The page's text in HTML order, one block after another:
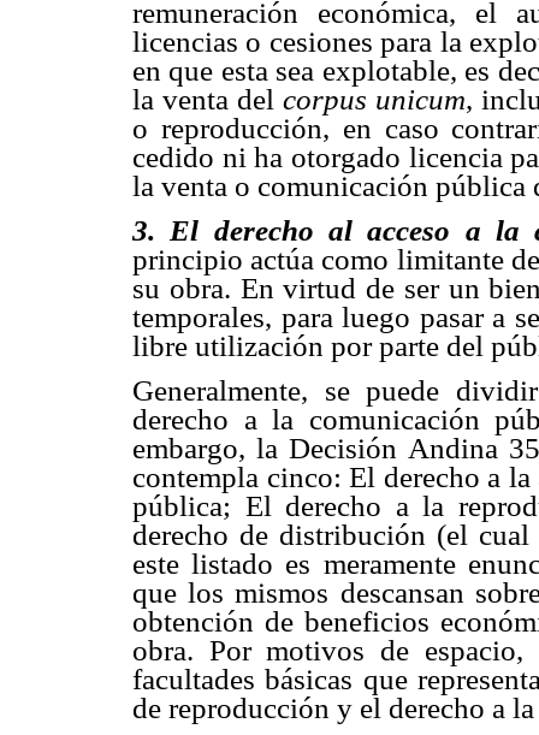
remuneración económica, el
licencias o cesiones para la
en que esta sea explotable, es
la venta del corpus unicum,
o reproducción, en caso
cedido ni ha otorgado licencia
la venta o comunicación pública
3. El derecho al acceso a la
principio actúa como limitante
su obra. En virtud de ser un
temporales, para luego pasar a
libre utilización por parte del
Generalmente, se puede
derecho a la comunicación
embargo, la Decisión Andina
contempla cinco: El derecho a
pública; El derecho a la
derecho de distribución (el
este listado es meramente
que los mismos descansan
obtención de beneficios
obra. Por motivos de espacio,
facultades básicas que
de reproducción y el derecho a